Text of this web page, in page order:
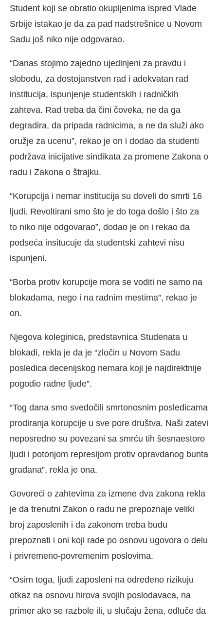
Student koji se obratio okupljenima ispred Vlade
Srbije istakao je da za pad nadstrešnice u Novom
Sadu još niko nije odgovarao.
“Danas stojimo zajedno ujedinjeni za pravdu i
slobodu, za dostojanstven rad i adekvatan rad
institucija, ispunjenje studentskih i radničkih
zahteva. Rad treba da čini čoveka, ne da ga
degradira, da pripada radnicima, a ne da služi ako
oružje za ucenu”, rekao je on i dodao da studenti
podržava inicijative sindikata za promene Zakona o
radu i Zakona o štrajku.
“Korupcija i nemar institucija su doveli do smrti 16
ljudi. Revoltirani smo što je do toga došlo i što za
to niko nije odgovarao”, dodao je on i rekao da
podseća insitucuje da studentski zahtevi nisu
ispunjeni.
“Borba protiv korupcije mora se voditi ne samo na
blokadama, nego i na radnim mestima”, rekao je
on.
Njegova koleginica, predstavnica Studenata u
blokadi, rekla je da je “zločin u Novom Sadu
posledica decenijskog nemara koji je najdirektnije
pogodio radne ljude”.
“Tog dana smo svedočili smrtonosnim posledicama
prodiranja korupcije u sve pore društva. Naši zatevi
neposredno su povezani sa smrću tih šesnaestoro
ljudi i potonjom represijom protiv opravdanog bunta
građana”, rekla je ona.
Govoreći o zahtevima za izmene dva zakona rekla
je da trenutni Zakon o radu ne prepoznaje veliki
broj zaposlenih i da zakonom treba budu
prepoznati i oni koji rade po osnovu ugovora o delu
i privremeno-povremenim poslovima.
“Osim toga, ljudi zaposleni na određeno rizikuju
otkaz na osnovu hirova svojih poslodavaca, na
primer ako se razbole ili, u slučaju žena, odluče da